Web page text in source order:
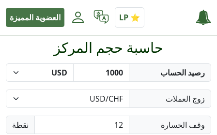
العضوية المميزة
حاسبة حجم المركز
رصيد الحساب
زوج العملات
وقف الخسارة نقطة